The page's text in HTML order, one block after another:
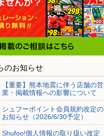
のお知らせ
【重要】熊本地震に伴う店舗の営
業・掲載情報への影響について
シュフーポイント会員規約改定の
お知らせ（2026/6/30予定）
Shufoo!個人情報の取り扱い改定